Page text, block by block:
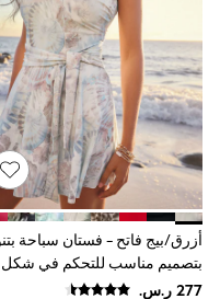
Socks
Multipacks
& Swimwear
Trainers & Pumps
Swimwear
Tops
Shorts
Joggers
adidas
Nike
Girls Schoolwear
Shoes
Dresses
Trousers
أزرق/بيج فاتح - فستان سباحة
بتصميم مناسب للتحكم في شكل
البطن